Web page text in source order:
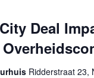
Deal
Ridderstraat 23,